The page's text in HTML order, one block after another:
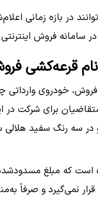
در بازه زمانی
سامانه فروش اینترنتی
قرعه‌کشی فروش
در سه رنگ سفید
است که مبلغ
نمی‌گیرد و صرفاً